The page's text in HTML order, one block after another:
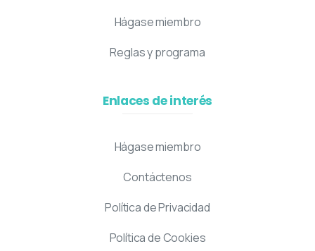
Hágase miembro
Reglas y programa
Enlaces de interés
Hágase miembro
Contáctenos
Política de Privacidad
Política de Cookies